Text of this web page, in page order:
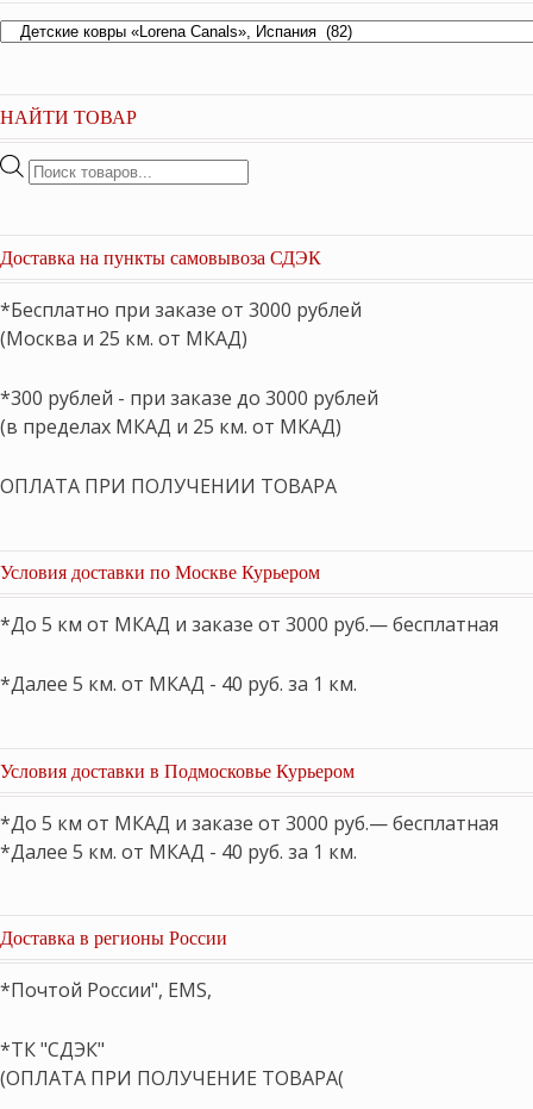
НАЙТИ ТОВАР
Поиск
Доставка на пункты самовывоза СДЭК
*Бесплатно при заказе от 3000 рублей
(Москва и 25 км. от МКАД)
*300 рублей - при заказе до 3000 рублей
(в пределах МКАД и 25 км. от МКАД)
ОПЛАТА ПРИ ПОЛУЧЕНИИ ТОВАРА
Условия доставки по Москве Курьером
*До 5 км от МКАД и заказе от 3000 руб.— бесплатная
*Далее 5 км. от МКАД - 40 руб. за 1 км.
Условия доставки в Подмосковье Курьером
*До 5 км от МКАД и заказе от 3000 руб.— бесплатная
*Далее 5 км. от МКАД - 40 руб. за 1 км.
Доставка в регионы России
*Почтой России", EMS,
*ТК "СДЭК"
(ОПЛАТА ПРИ ПОЛУЧЕНИЕ ТОВАРА(